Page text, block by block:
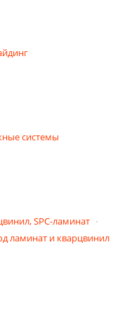
системы
SPC-ламинат
ламинат и кварцвинил